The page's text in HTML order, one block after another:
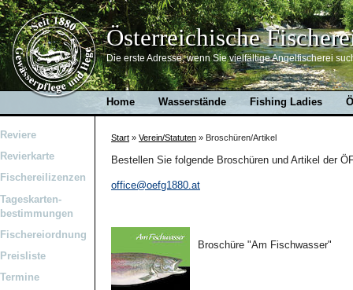
Österreichische
Die erste Adresse, wenn Sie vielfältige Angelfischerei
Home Wasserstände Fishing Ladies
Reviere
Revierkarte
Fischereilizenzen
Tageskarten-
bestimmungen
Fischereiordnung
Preisliste
Termine
Start » Verein/Statuten » Broschüren/Artikel
Bestellen Sie folgende Broschüren und Artikel der
office@oefg1880.at
Broschüre "Am Fischwasser"